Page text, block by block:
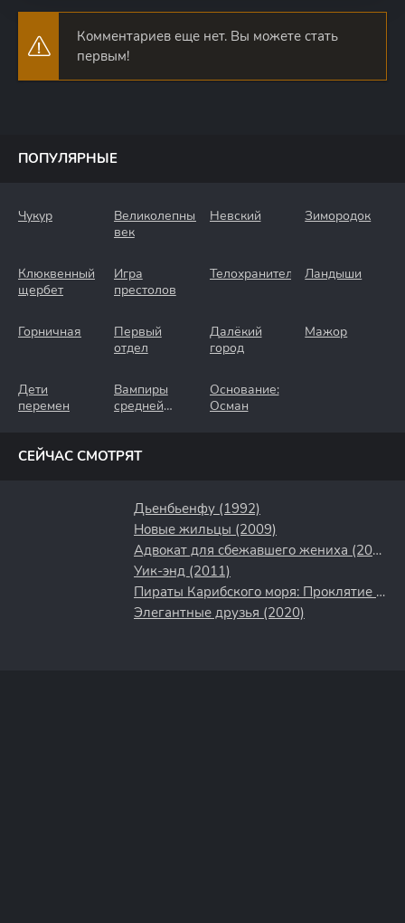
Комментариев еще нет. Вы можете стать
первым!
ПОПУЛЯРНЫЕ
Чукур
Великолепный
век
Невский Зимородок
Клюквенный
щербет
Игра
престолов
Телохранители Ландыши
Горничная
Первый
отдел
Далёкий
город
Мажор
Дети
перемен
Вампиры
средней
Основание:
Осман
СЕЙЧАС СМОТРЯТ
Дьенбьенфу (1992)
Новые жильцы (2009)
Адвокат для сбежавшего жениха (2024)
Уик-энд (2011)
Пираты Карибского моря: Проклятие Черной жемчужины (2003)
Элегантные друзья (2020)